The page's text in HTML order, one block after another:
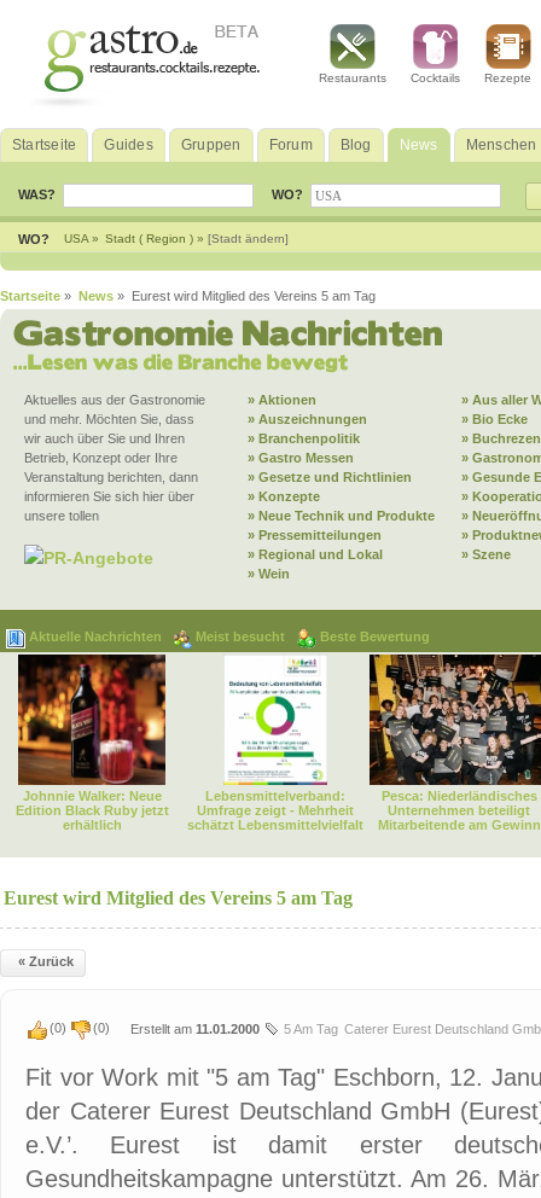
Restaurants Cocktails Rezepte
Startseite Guides Gruppen Forum Blog News Menschen
WAS? WO?
WO? USA » Stadt ( Region ) » [Stadt ändern]
Startseite » News » Eurest wird Mitglied des Vereins 5 am Tag
Aktuelles aus der Gastronomie
und mehr. Möchten Sie, dass
wir auch über Sie und Ihren
Betrieb, Konzept oder Ihre
Veranstaltung berichten, dann
informieren Sie sich hier über
unsere tollen
PR-Angebote
» Aktionen
» Aus aller
» Auszeichnungen
» Bio Ecke
» Branchenpolitik
»
» Gastro Messen
»
» Gesetze und Richtlinien
» Gesunde
» Konzepte
»
» Neue Technik und Produkte
»
» Pressemitteilungen
»
» Regional und Lokal
» Szene
» Wein
Aktuelle Nachrichten Meist besucht Beste Bewertung
Johnnie Walker: Neue
Edition Black Ruby jetzt
erhältlich
Lebensmittelverband:
Umfrage zeigt - Mehrheit
schätzt Lebensmittelvielfalt
Pesca: Niederländisches
Unternehmen beteiligt
Mitarbeitende am Gewinn
Eurest wird Mitglied des Vereins 5 am Tag
« Zurück
(0) (0) Erstellt am 11.01.2000 5 Am Tag Caterer Eurest Deutschland
Fit vor Work mit "5 am Tag" Eschborn, 12.
der Caterer Eurest Deutschland GmbH
e.V.’. Eurest ist damit erster
Gesundheitskampagne unterstützt. Am 26.